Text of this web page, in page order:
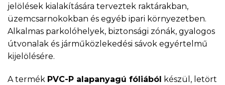
jelölések kialakítására terveztek raktárakban,
üzemcsarnokokban és egyéb ipari környezetben.
Alkalmas parkolóhelyek, biztonsági zónák, gyalogos
útvonalak és járműközlekedési sávok egyértelmű
kijelölésére.
A termék PVC-P alapanyagú fóliából készül, letört